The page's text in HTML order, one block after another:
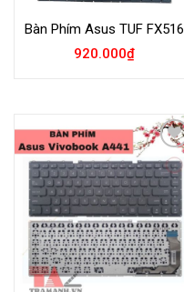
Bàn Phím Asus TUF FX516
920.000₫
Add to
Wishlist